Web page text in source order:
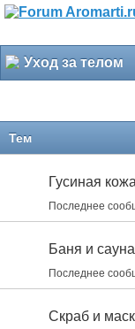
Уход за телом
Тем
Гусиная кожа
Последнее
Баня и сауна
Последнее
Скраб и